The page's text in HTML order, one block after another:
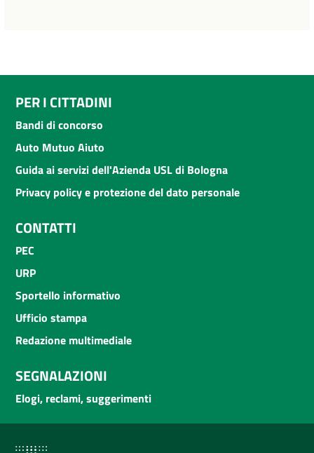
PER I CITTADINI
Bandi di concorso
Auto Mutuo Aiuto
Guida ai servizi dell'Azienda USL di Bologna
Privacy policy e protezione del dato personale
CONTATTI
PEC
URP
Sportello informativo
Ufficio stampa
Redazione multimediale
SEGNALAZIONI
Elogi, reclami, suggerimenti